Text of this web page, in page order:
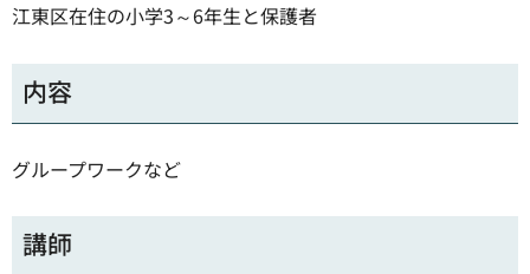
江東区在住の小学3～6年生と保護者
内容
グループワークなど
講師